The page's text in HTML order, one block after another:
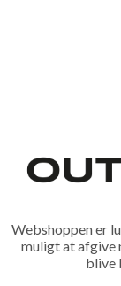
Webshoppen er
muligt at afgive
blive